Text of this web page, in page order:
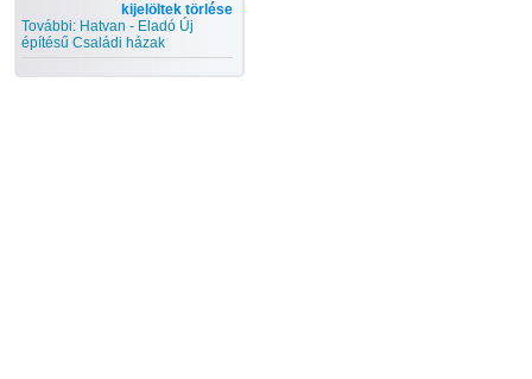
kijelöltek törlése
További: Hatvan - Eladó Új
építésű Családi házak